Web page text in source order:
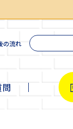
の流れ 検索